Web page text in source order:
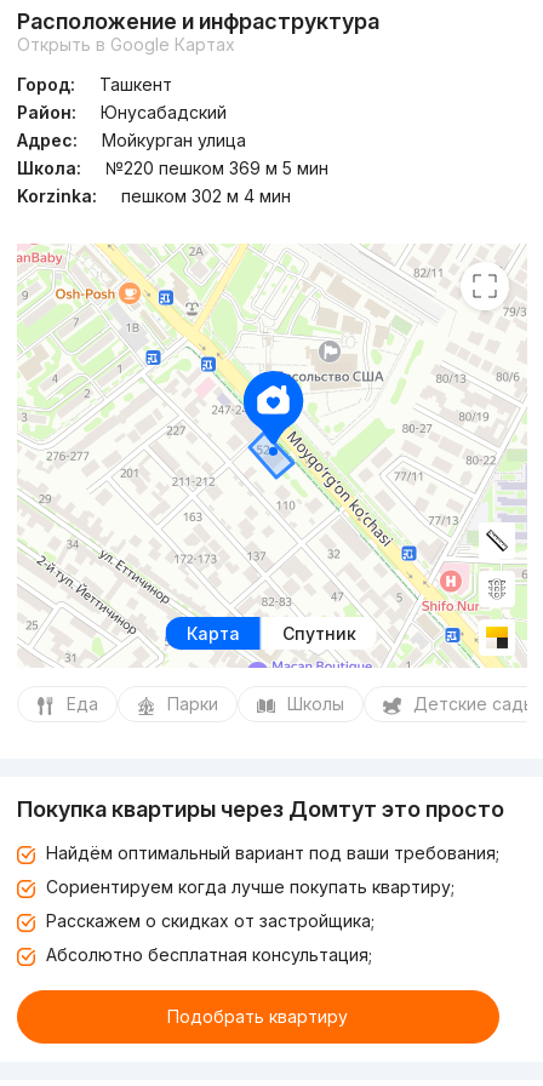
Расположение и инфраструктура
Открыть в Google Картах
Город:
Ташкент
Район:
Юнусабадский
Адрес:
Мойкурган улица
Школа:
№220 пешком 369 м 5 мин
Korzinka:
пешком 302 м 4 мин
Карта Спутник
Еда Парки Школы Детские сады
Покупка квартиры через Домтут это просто
Найдём оптимальный вариант под ваши требования;
Сориентируем когда лучше покупать квартиру;
Расскажем о скидках от застройщика;
Абсолютно бесплатная консультация;
Подобрать квартиру